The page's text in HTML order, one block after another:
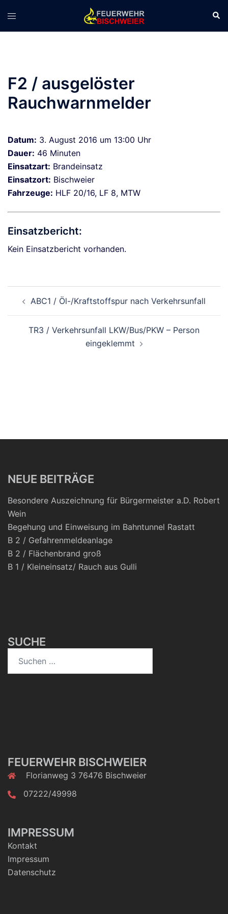
Inhalt
springen
Menü
F2 / ausgelöster
Rauchwarnmelder
Datum: 3. August 2016 um 13:00 Uhr
Dauer: 46 Minuten
Einsatzart: Brandeinsatz
Einsatzort: Bischweier
Fahrzeuge: HLF 20/16, LF 8, MTW
Einsatzbericht:
Kein Einsatzbericht vorhanden.
Beitragsnavigation
ABC1 / Öl-/Kraftstoffspur nach Verkehrsunfall
TR3 / Verkehrsunfall LKW/Bus/PKW – Person
eingeklemmt
NEUE BEITRÄGE
Besondere Auszeichnung für Bürgermeister a.D. Robert
Wein
Begehung und Einweisung im Bahntunnel Rastatt
B 2 / Gefahrenmeldeanlage
B 2 / Flächenbrand groß
B 1 / Kleineinsatz/ Rauch aus Gulli
SUCHE
FEUERWEHR BISCHWEIER
Florianweg 3 76476 Bischweier
07222/49998
IMPRESSUM
Kontakt
Impressum
Datenschutz